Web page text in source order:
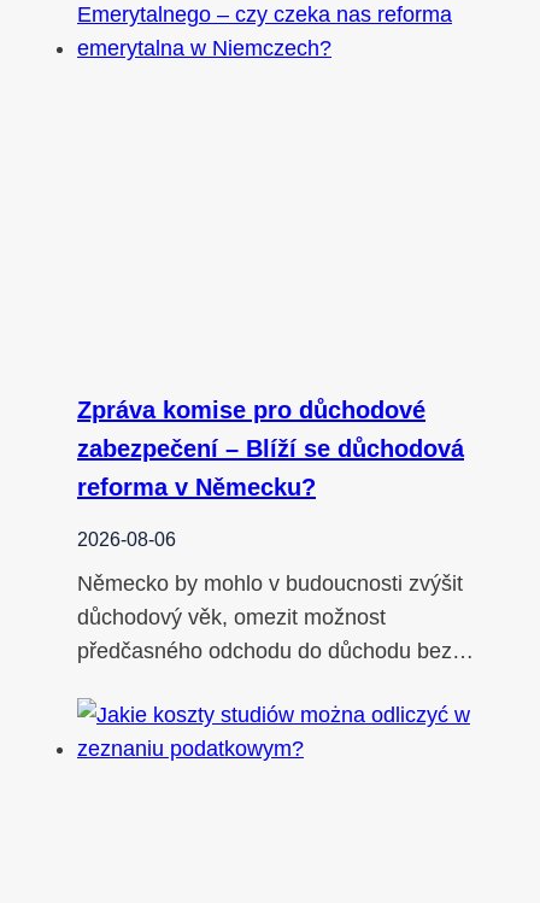
Zpráva komise pro důchodové
zabezpečení – Blíží se důchodová
reforma v Německu?
2026-08-06
Německo by mohlo v budoucnosti zvýšit
důchodový věk, omezit možnost
předčasného odchodu do důchodu bez…